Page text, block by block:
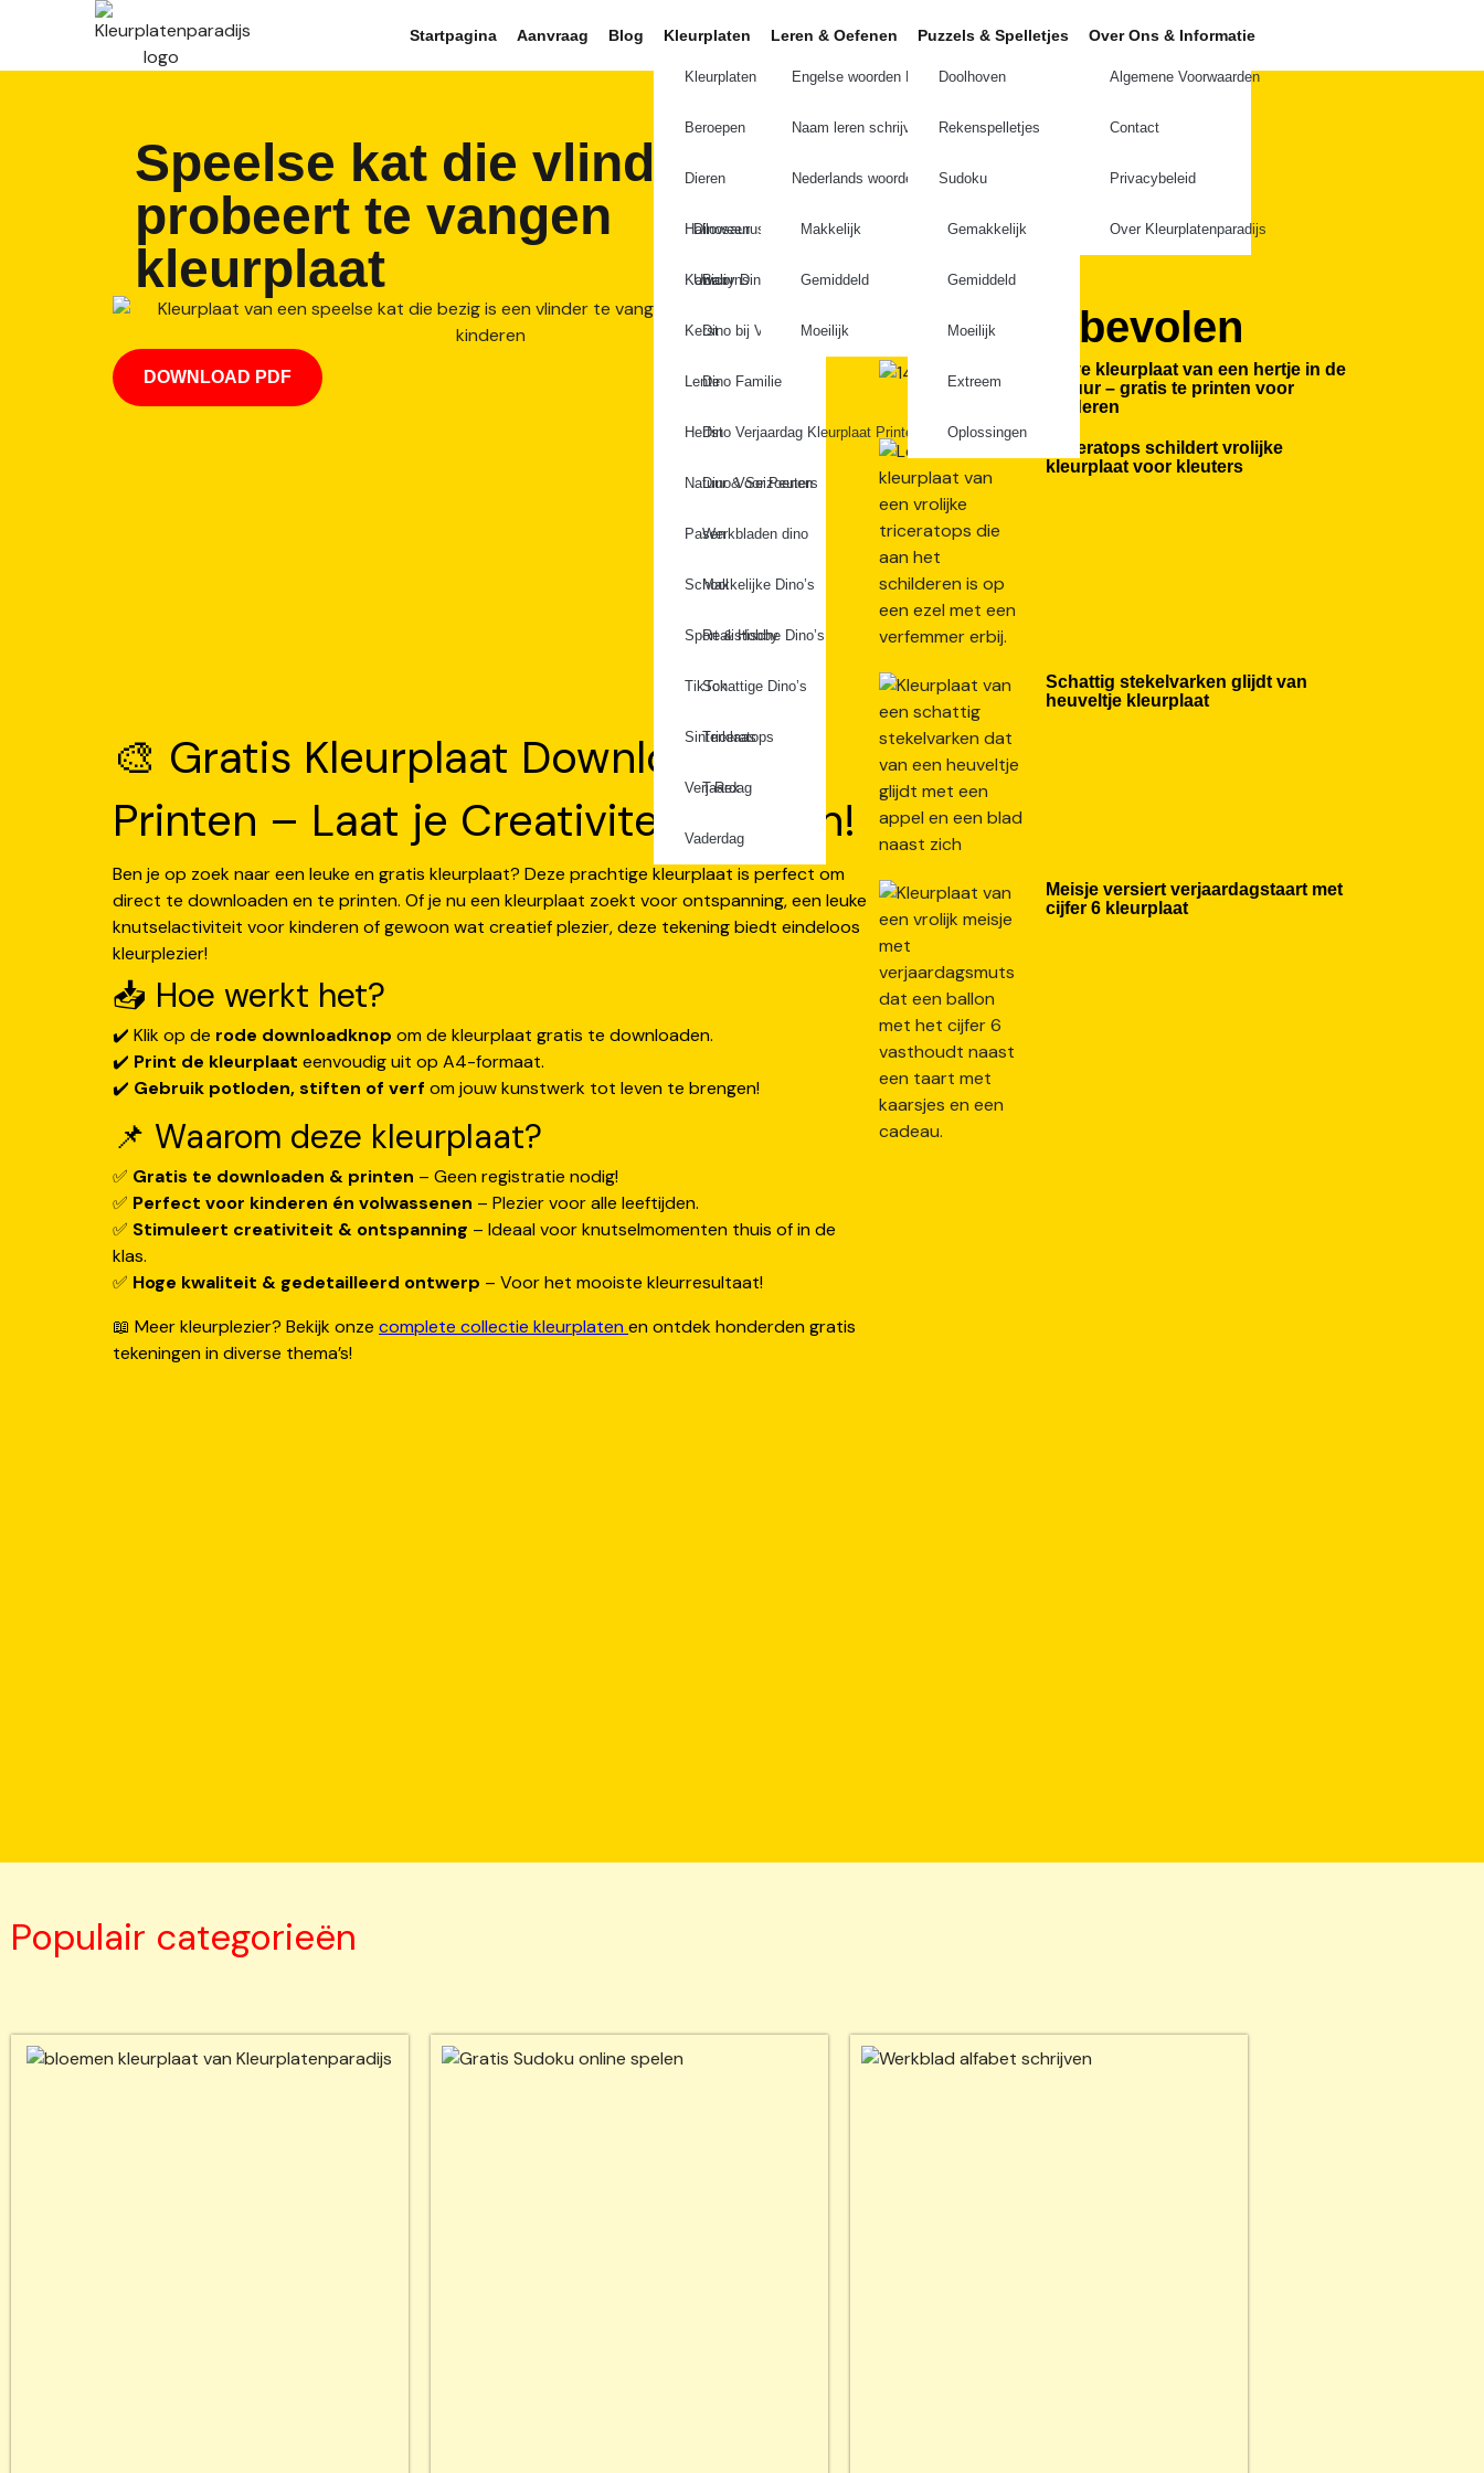
Startpagina Aanvraag Blog Kleurplaten
Kleurplaten wedstrijd
Beroepen
Dieren
Dinosaurus
Baby Dino’s
Dino bij Vulkaan
Dino Familie
Dino Verjaardag Kleurplaat Printen
Dino Voor Peuters
Werkbladen dino
Makkelijke Dino’s
Realistische Dino’s
Schattige Dino’s
Triceratops
T-Rex
Unicorns
Halloween
Kawaii
Kerst
Lente
Herfst
Natuur & Seizoenen
Pasen
School
Sport & Hobby
TikTok
Sinterklaas
Verjaardag
Vaderdag
Leren & Oefenen
Engelse woorden Leren
Naam leren schrijven
Nederlands woorden Leren
Makkelijk
Gemiddeld
Moeilijk
Puzzels & Spelletjes
Doolhoven
Rekenspelletjes
Sudoku
Gemakkelijk
Gemiddeld
Moeilijk
Extreem
Oplossingen
Over Ons & Informatie
Algemene Voorwaarden
Contact
Privacybeleid
Over Kleurplatenparadijs
Speelse kat die vlinder
probeert te vangen
kleurplaat
DOWNLOAD PDF
🎨 Gratis Kleurplaat Downloaden &
Printen – Laat je Creativiteit Stralen!
Ben je op zoek naar een leuke en gratis kleurplaat? Deze prachtige kleurplaat is perfect om
direct te downloaden en te printen. Of je nu een kleurplaat zoekt voor ontspanning, een leuke
knutselactiviteit voor kinderen of gewoon wat creatief plezier, deze tekening biedt eindeloos
kleurplezier!
📥 Hoe werkt het?
✔️ Klik op de rode downloadknop om de kleurplaat gratis te downloaden.
✔️ Print de kleurplaat eenvoudig uit op A4-formaat.
✔️ Gebruik potloden, stiften of verf om jouw kunstwerk tot leven te brengen!
📌 Waarom deze kleurplaat?
✅ Gratis te downloaden & printen – Geen registratie nodig!
✅ Perfect voor kinderen én volwassenen – Plezier voor alle leeftijden.
✅ Stimuleert creativiteit & ontspanning – Ideaal voor knutselmomenten thuis of in de
klas.
✅ Hoge kwaliteit & gedetailleerd ontwerp – Voor het mooiste kleurresultaat!
📖 Meer kleurplezier? Bekijk onze complete collectie kleurplatenen ontdek honderden gratis
tekeningen in diverse thema’s!
Aanbevolen
Lieve kleurplaat van een hertje in de
natuur – gratis te printen voor
kinderen
Triceratops schildert vrolijke
kleurplaat voor kleuters
Schattig stekelvarken glijdt van
heuveltje kleurplaat
Meisje versiert verjaardagstaart met
cijfer 6 kleurplaat
Populair categorieën